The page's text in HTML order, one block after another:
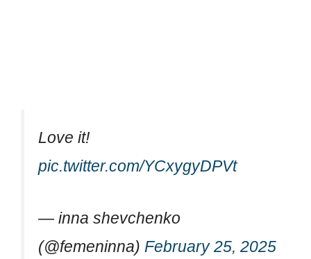
Love it!
pic.twitter.com/YCxygyDPVt
— inna shevchenko
(@femeninna) February 25, 2025